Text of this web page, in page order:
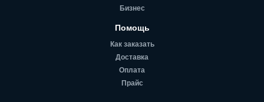
Бизнес
Помощь
Как заказать
Доставка
Оплата
Прайс